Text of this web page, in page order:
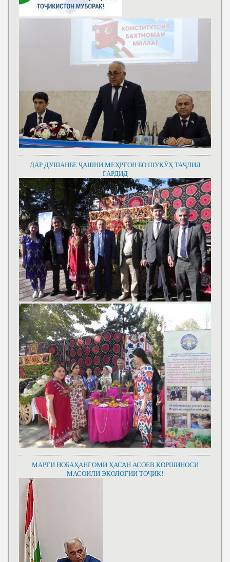
ДАР ДУШАНБЕ ҶАШНИ МЕҲРГОН БО ШУКӮҲ ТАҶЛИЛ
ГАРДИД
МАРГИ НОБАҲАНГОМИ ҲАСАН АСОЕВ КОРШИНОСИ
МАСОИЛИ ЭКОЛОГИИ ТОҶИК!